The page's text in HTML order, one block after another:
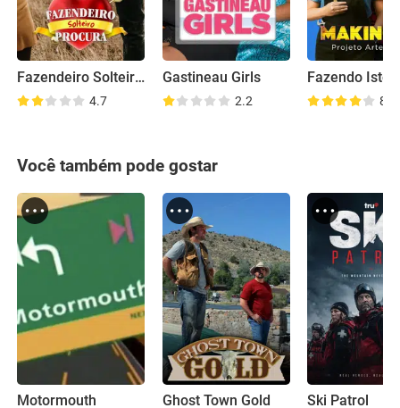
Fazendeiro Solteiro Procura...
4.7
Gastineau Girls
2.2
Fazendo Isto
8.0
Você também pode gostar
Motormouth Ghost Town Gold Ski Patrol